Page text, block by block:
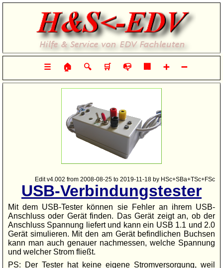
☰ 🏠 🔍 🛒 📭 🏢 ➕ ➖
Edit v4.002 from 2008-08-25 to 2019-11-18 by HSc+SBa+TSc+FSc
USB-Verbindungstester
Mit dem USB-Tester können sie Fehler an ihrem USB-
Anschluss oder Gerät finden. Das Gerät zeigt an, ob der
Anschluss Spannung liefert und kann ein USB 1.1 und 2.0
Gerät simulieren. Mit den am Gerät befindlichen Buchsen
kann man auch genauer nachmessen, welche Spannung
und welcher Strom fließt.
PS: Der Tester hat keine eigene Stromversorgung, weil